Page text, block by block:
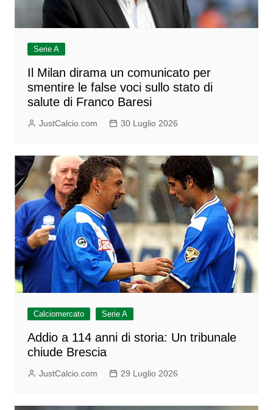
Serie A
Il Milan dirama un comunicato per
smentire le false voci sullo stato di
salute di Franco Baresi
JustCalcio.com 30 Luglio 2026
Calciomercato Serie A
Addio a 114 anni di storia: Un tribunale
chiude Brescia
JustCalcio.com 29 Luglio 2026